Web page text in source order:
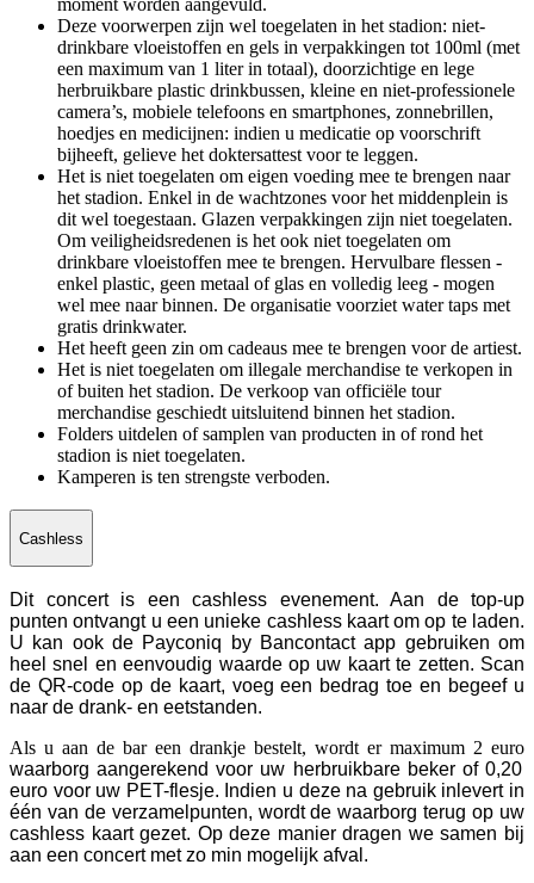
Deze voorwerpen zijn wel toegelaten in het stadion: niet-
drinkbare vloeistoffen en gels in verpakkingen tot 100ml (met
een maximum van 1 liter in totaal), doorzichtige en lege
herbruikbare plastic drinkbussen, kleine en niet-professionele
camera’s, mobiele telefoons en smartphones, zonnebrillen,
hoedjes en medicijnen: indien u medicatie op voorschrift
bijheeft, gelieve het doktersattest voor te leggen.
Het is niet toegelaten om eigen voeding mee te brengen naar
het stadion. Enkel in de wachtzones voor het middenplein is
dit wel toegestaan. Glazen verpakkingen zijn niet toegelaten.
Om veiligheidsredenen is het ook niet toegelaten om
drinkbare vloeistoffen mee te brengen. Hervulbare flessen -
enkel plastic, geen metaal of glas en volledig leeg - mogen
wel mee naar binnen. De organisatie voorziet water taps met
gratis drinkwater.
Het heeft geen zin om cadeaus mee te brengen voor de artiest.
Het is niet toegelaten om illegale merchandise te verkopen in
of buiten het stadion. De verkoop van officiële tour
merchandise geschiedt uitsluitend binnen het stadion.
Folders uitdelen of samplen van producten in of rond het
stadion is niet toegelaten.
Kamperen is ten strengste verboden.
Cashless
Dit concert is een cashless evenement. Aan de top-up
punten ontvangt u een unieke cashless kaart om op te laden.
U kan ook de Payconiq by Bancontact app gebruiken om
heel snel en eenvoudig waarde op uw kaart te zetten. Scan
de QR-code op de kaart, voeg een bedrag toe en begeef u
naar de drank- en eetstanden.
Als u aan de bar een drankje bestelt, wordt er maximum 2 euro
waarborg aangerekend voor uw herbruikbare beker of 0,20
euro voor uw PET-flesje. Indien u deze na gebruik inlevert in
één van de verzamelpunten, wordt de waarborg terug op uw
cashless kaart gezet. Op deze manier dragen we samen bij
aan een concert met zo min mogelijk afval.